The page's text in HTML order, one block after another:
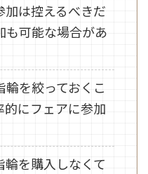
加は控えるべきだ
も可能な場合があ
を絞っておくこ
的にフェアに参加
輪を購入しなくて